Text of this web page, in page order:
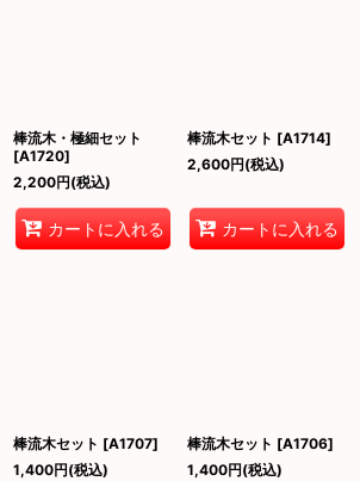
棒流木・極細セット
[A1720]
2,200円(税込)
カートに入れる
棒流木セット [A1714]
2,600円(税込)
カートに入れる
棒流木セット [A1707]
1,400円(税込)
棒流木セット [A1706]
1,400円(税込)